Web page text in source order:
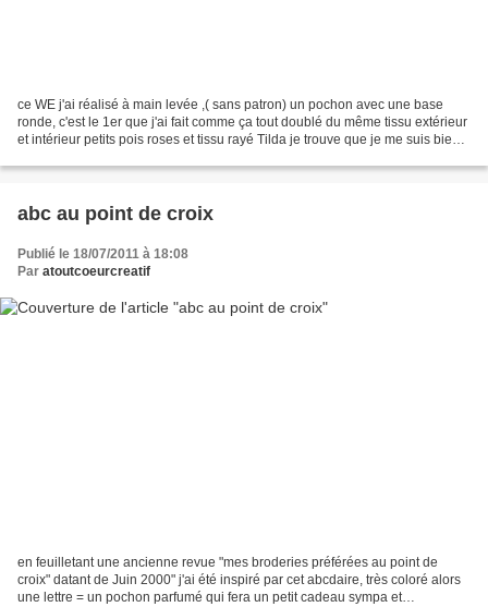
ce WE j'ai réalisé à main levée ,( sans patron) un pochon avec une base
ronde, c'est le 1er que j'ai fait comme ça tout doublé du même tissu extérieur
et intérieur petits pois roses et tissu rayé Tilda je trouve que je me suis bien
abc au point de croix
Publié le 18/07/2011 à 18:08
Par atoutcoeurcreatif
en feuilletant une ancienne revue "mes broderies préférées au point de
croix" datant de Juin 2000" j'ai été inspiré par cet abcdaire, très coloré alors
une lettre = un pochon parfumé qui fera un petit cadeau sympa et